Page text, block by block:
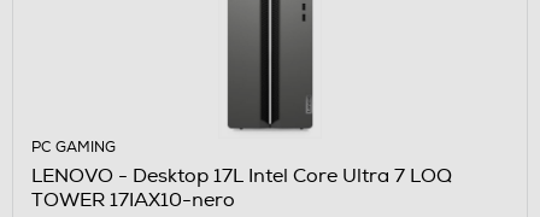
PC GAMING
LENOVO - Desktop 17L Intel Core Ultra 7 LOQ
TOWER 17IAX10-nero